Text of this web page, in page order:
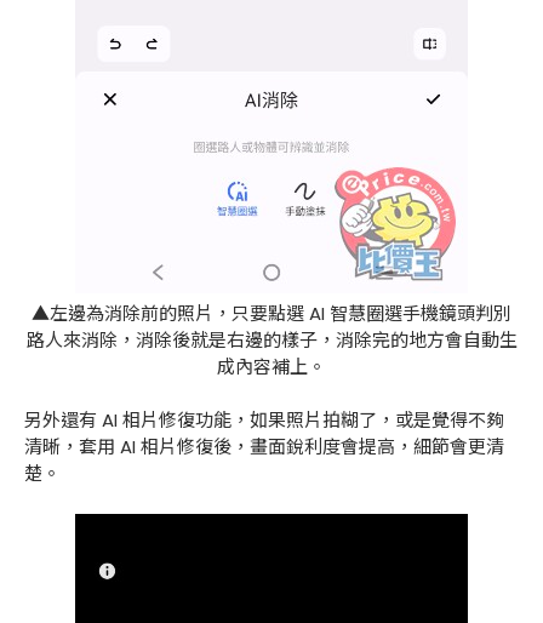
▲左邊為消除前的照片，只要點選 AI 智慧圈選手機鏡頭判別
路人來消除，消除後就是右邊的樣子，消除完的地方會自動生
成內容補上。
另外還有 AI 相片修復功能，如果照片拍糊了，或是覺得不夠
清晰，套用 AI 相片修復後，畫面銳利度會提高，細節會更清
楚。